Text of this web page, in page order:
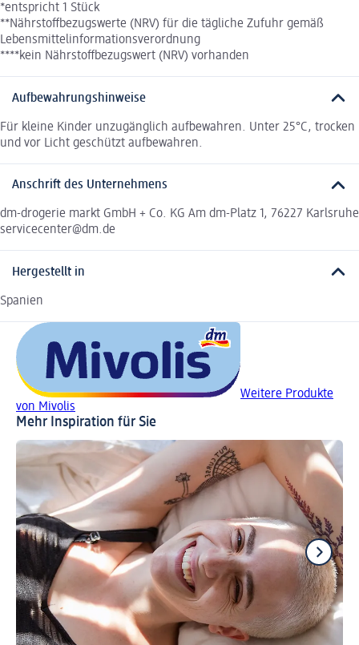
*entspricht 1 Stück
**Nährstoffbezugswerte (NRV) für die tägliche Zufuhr gemäß
Lebensmittelinformationsverordnung
****kein Nährstoffbezugswert (NRV) vorhanden
Aufbewahrungshinweise
Für kleine Kinder unzugänglich aufbewahren. Unter 25°C, trocken
und vor Licht geschützt aufbewahren.
Anschrift des Unternehmens
dm-drogerie markt GmbH + Co. KG Am dm-Platz 1, 76227 Karlsruhe
servicecenter@dm.de
Hergestellt in
Spanien
Weitere Produkte
von Mivolis
Mehr Inspiration für Sie